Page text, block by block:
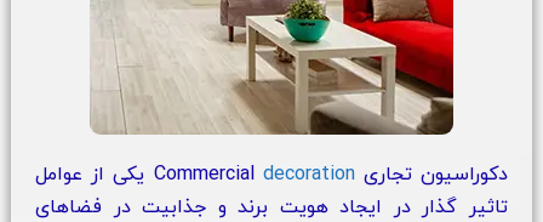
دکوراسیون تجاری Commercialdecoration
یکی از عوامل
تاثیر گذار در ایجاد هویت برند و جذابیت در فضاهای